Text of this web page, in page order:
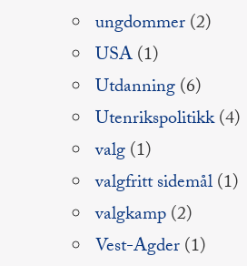
ungdommer(2)
USA(1)
Utdanning(6)
Utenrikspolitikk(4)
valg(1)
valgfritt sidemål(1)
valgkamp(2)
Vest-Agder(1)